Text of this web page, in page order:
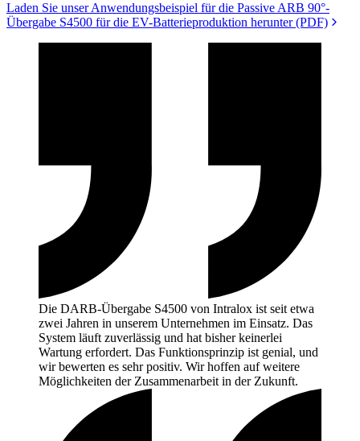
Laden Sie unser Anwendungsbeispiel für die Passive ARB 90°-
Übergabe S4500 für die EV-Batterieproduktion herunter (PDF)
Die DARB-Übergabe S4500 von Intralox ist seit etwa
zwei Jahren in unserem Unternehmen im Einsatz. Das
System läuft zuverlässig und hat bisher keinerlei
Wartung erfordert. Das Funktionsprinzip ist genial, und
wir bewerten es sehr positiv. Wir hoffen auf weitere
Möglichkeiten der Zusammenarbeit in der Zukunft.